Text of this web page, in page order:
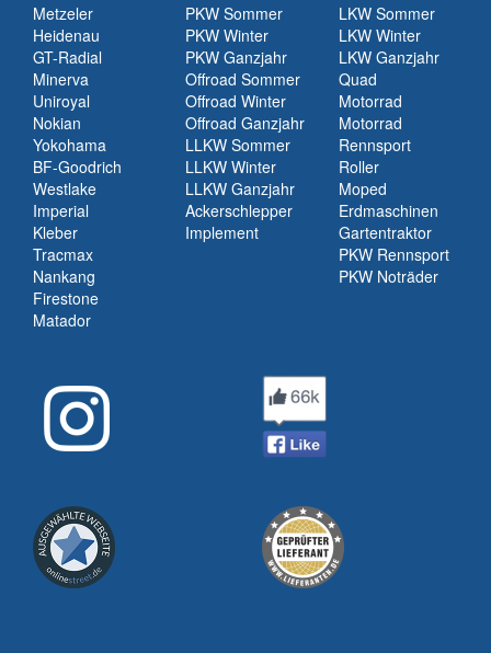
Metzeler
Heidenau
GT-Radial
Minerva
Uniroyal
Nokian
Yokohama
BF-Goodrich
Westlake
Imperial
Kleber
Tracmax
Nankang
Firestone
Matador
PKW Sommer
PKW Winter
PKW Ganzjahr
Offroad Sommer
Offroad Winter
Offroad Ganzjahr
LLKW Sommer
LLKW Winter
LLKW Ganzjahr
Ackerschlepper
Implement
LKW Sommer
LKW Winter
LKW Ganzjahr
Quad
Motorrad
Motorrad
Rennsport
Roller
Moped
Erdmaschinen
Gartentraktor
PKW Rennsport
PKW Noträder